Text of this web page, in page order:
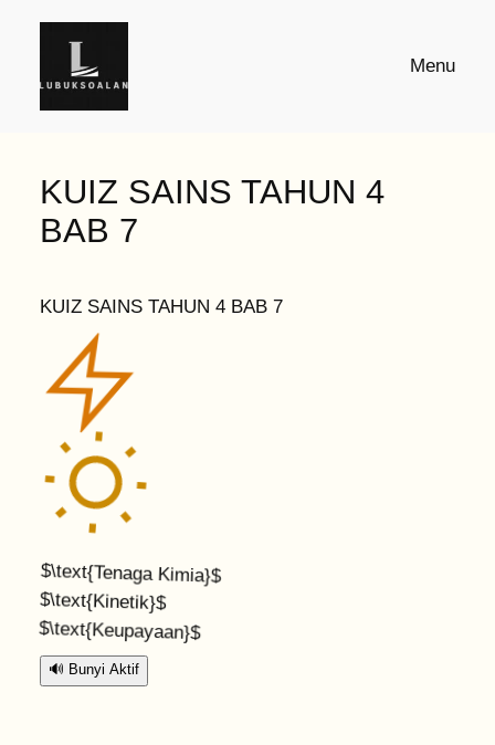
Menu
KUIZ SAINS TAHUN 4
BAB 7
KUIZ SAINS TAHUN 4 BAB 7
$\text{Tenaga Kimia}$
$\text{Kinetik}$
$\text{Keupayaan}$
🔊 Bunyi Aktif